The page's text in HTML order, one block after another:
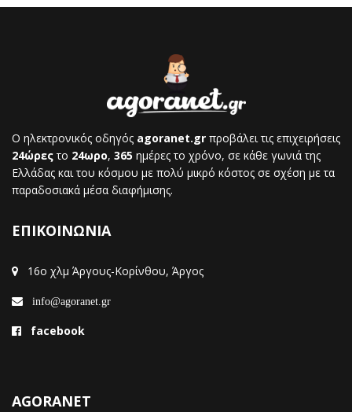
Ο ηλεκτρονικός οδηγός agoranet.gr προβάλει τις επιχειρήσεις
24ώρεςτο 24ωρο, 365 ημέρες το χρόνο, σε κάθε γωνιά της
Ελλάδας και του κόσμου με πολύ μικρό κόστος σε σχέση με τα
παραδοσιακά μέσα διαφήμισης.
ΕΠΙΚΟΙΝΩΝΙΑ
16ο χλμ Άργους-Κορίνθου, Άργος
info@agoranet.gr
facebook
AGORANET